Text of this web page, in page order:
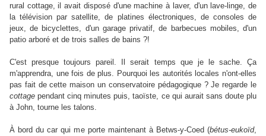
rural cottage, il avait disposé d'une machine à laver, d'un lave-linge, de
la télévision par satellite, de platines électroniques, de consoles de
jeux, de bicyclettes, d'un garage privatif, de barbecues mobiles, d'un
patio arboré et de trois salles de bains ?!
C'est presque toujours pareil. Il serait temps que je le sache. Ça
m'apprendra, une fois de plus. Pourquoi les autorités locales n'ont-elles
pas fait de cette maison un conservatoire pédagogique ? Je regarde le
cottage pendant cinq minutes puis, taoïste, ce qui aurait sans doute plu
à John, tourne les talons.
À bord du car qui me porte maintenant à Betws-y-Coed (bétus-eukoïd,